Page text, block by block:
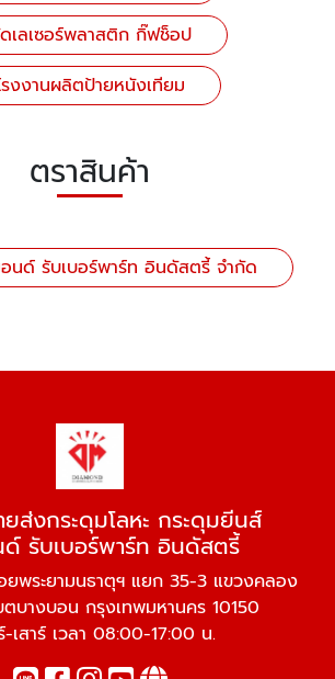
เลเซอร์พลาสติก กิ๊ฟช็อป
รงงานผลิตป้ายหนังเทียม
ตราสินค้า
นด์ รับเบอร์พาร์ท อินดัสตรี้ จำกัด
ส่งกระดุมโลหะ กระดุมยีนส์
รับเบอร์พาร์ท อินดัสตรี้
พระยามนธาตุฯ แยก 35-3 แขวงคลอง
ตบางบอน กรุงเทพมหานคร 10150
เสาร์ เวลา 08:00-17:00 น.